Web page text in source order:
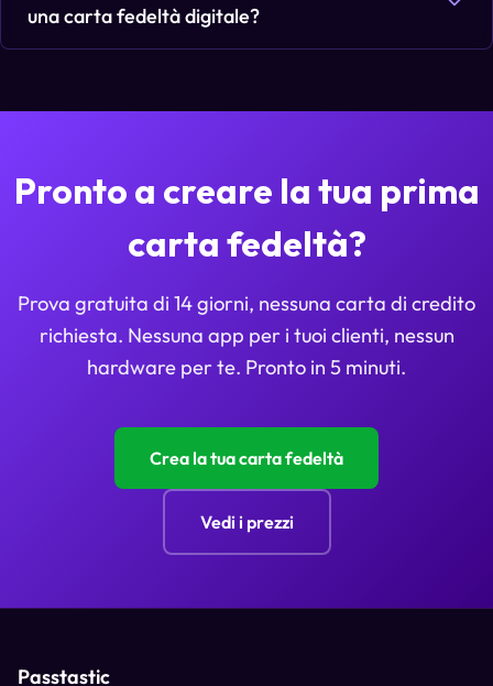
una carta fedeltà digitale?
Pronto a creare la tua prima
carta fedeltà?
Prova gratuita di 14 giorni, nessuna carta di credito
richiesta. Nessuna app per i tuoi clienti, nessun
hardware per te. Pronto in 5 minuti.
Crea la tua carta fedeltà
Vedi i prezzi
Passtastic